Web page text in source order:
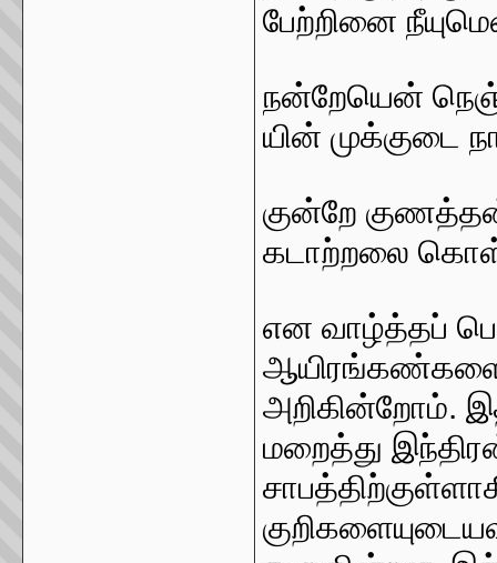
பேற்றினை
நன்றேயென்
யின் முக்குடை
குன்றே
கடாற்றலை
என வாழ்த்தப்
அறிகின்றோம்.
மறைத்து